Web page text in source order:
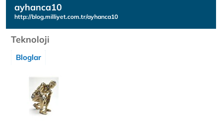
ayhanca10
http://blog.milliyet.com.tr/ayhanca10
Teknoloji
Bloglar